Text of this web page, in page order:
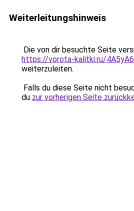
Weiterleitungshinweis
Die von dir besuchte Seite
https://vorota-kalitki.ru/
weiterzuleiten.
Falls du diese Seite nicht
du zur vorherigen Seite